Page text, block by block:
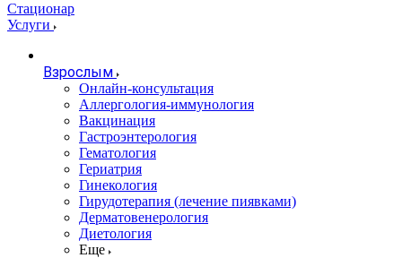
Стационар
Услуги
Взрослым
Онлайн-консультация
Аллергология-иммунология
Вакцинация
Гастроэнтерология
Гематология
Гериатрия
Гинекология
Гирудотерапия (лечение пиявками)
Дерматовенерология
Диетология
Еще